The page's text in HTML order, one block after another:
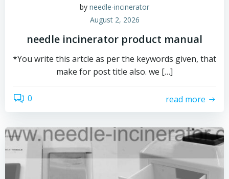
by needle-incinerator
August 2, 2026
needle incinerator product manual
*You write this artcle as per the keywords given, that
make for post title also. we […]
0 read more